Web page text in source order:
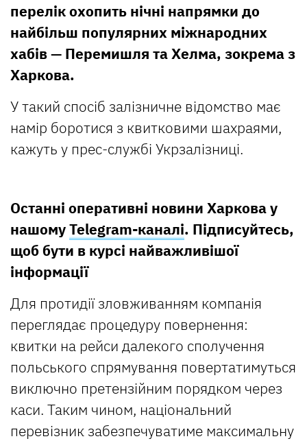
перелік охопить нічні напрямки до
найбільш популярних міжнародних
хабів — Перемишля та Хелма, зокрема з
Харкова.
У такий спосіб залізничне відомство має
намір боротися з квитковими шахраями,
кажуть у прес-службі Укрзалізниці.
Останні оперативні новини Харкова у
нашомуTelegram-каналі. Підписуйтесь,
щоб бути в курсі найважливішої
інформації
Для протидії зловживанням компанія
переглядає процедуру повернення:
квитки на рейси далекого сполучення
польського спрямування повертатимуться
виключно претензійним порядком через
каси. Таким чином, національний
перевізник забезпечуватиме максимальну